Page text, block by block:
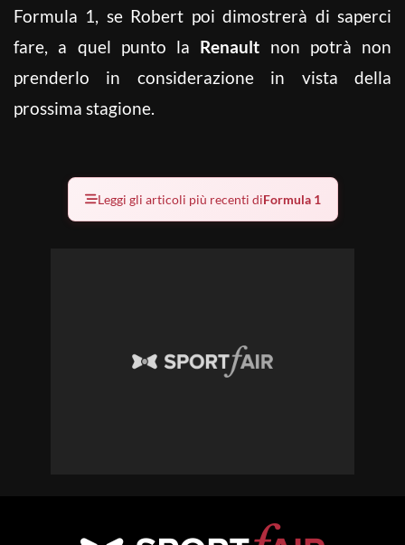
Formula 1, se Robert poi dimostrerà di saperci
fare, a quel punto la Renault non potrà non
prenderlo in considerazione in vista della
prossima stagione.
Leggi gli articoli più recenti diFormula 1